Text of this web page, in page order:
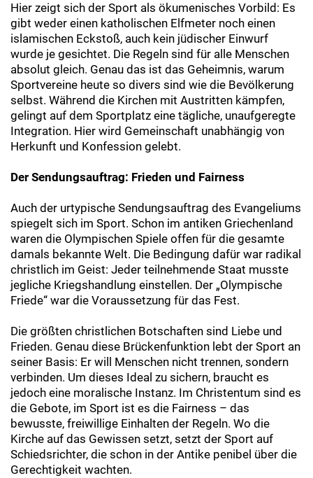
Hier zeigt sich der Sport als ökumenisches Vorbild: Es
gibt weder einen katholischen Elfmeter noch einen
islamischen Eckstoß, auch kein jüdischer Einwurf
wurde je gesichtet. Die Regeln sind für alle Menschen
absolut gleich. Genau das ist das Geheimnis, warum
Sportvereine heute so divers sind wie die Bevölkerung
selbst. Während die Kirchen mit Austritten kämpfen,
gelingt auf dem Sportplatz eine tägliche, unaufgeregte
Integration. Hier wird Gemeinschaft unabhängig von
Herkunft und Konfession gelebt.
Der Sendungsauftrag: Frieden und Fairness
Auch der urtypische Sendungsauftrag des Evangeliums
spiegelt sich im Sport. Schon im antiken Griechenland
waren die Olympischen Spiele offen für die gesamte
damals bekannte Welt. Die Bedingung dafür war radikal
christlich im Geist: Jeder teilnehmende Staat musste
jegliche Kriegshandlung einstellen. Der „Olympische
Friede“ war die Voraussetzung für das Fest.
Die größten christlichen Botschaften sind Liebe und
Frieden. Genau diese Brückenfunktion lebt der Sport an
seiner Basis: Er will Menschen nicht trennen, sondern
verbinden. Um dieses Ideal zu sichern, braucht es
jedoch eine moralische Instanz. Im Christentum sind es
die Gebote, im Sport ist es die Fairness – das
bewusste, freiwillige Einhalten der Regeln. Wo die
Kirche auf das Gewissen setzt, setzt der Sport auf
Schiedsrichter, die schon in der Antike penibel über die
Gerechtigkeit wachten.